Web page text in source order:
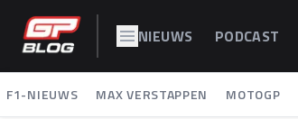
NIEUWS PODCAST
F1-NIEUWS MAX VERSTAPPEN MOTOGP